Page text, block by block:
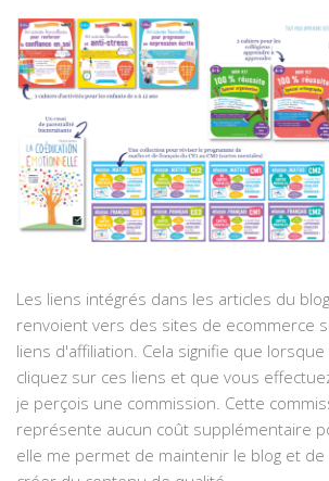
Les liens intégrés dans les articles du
renvoient vers des sites de ecommerce
liens d'affiliation. Cela signifie que lorsque
cliquez sur ces liens et que vous
je perçois une commission. Cette
représente aucun coût supplémentaire
elle me permet de maintenir le blog et